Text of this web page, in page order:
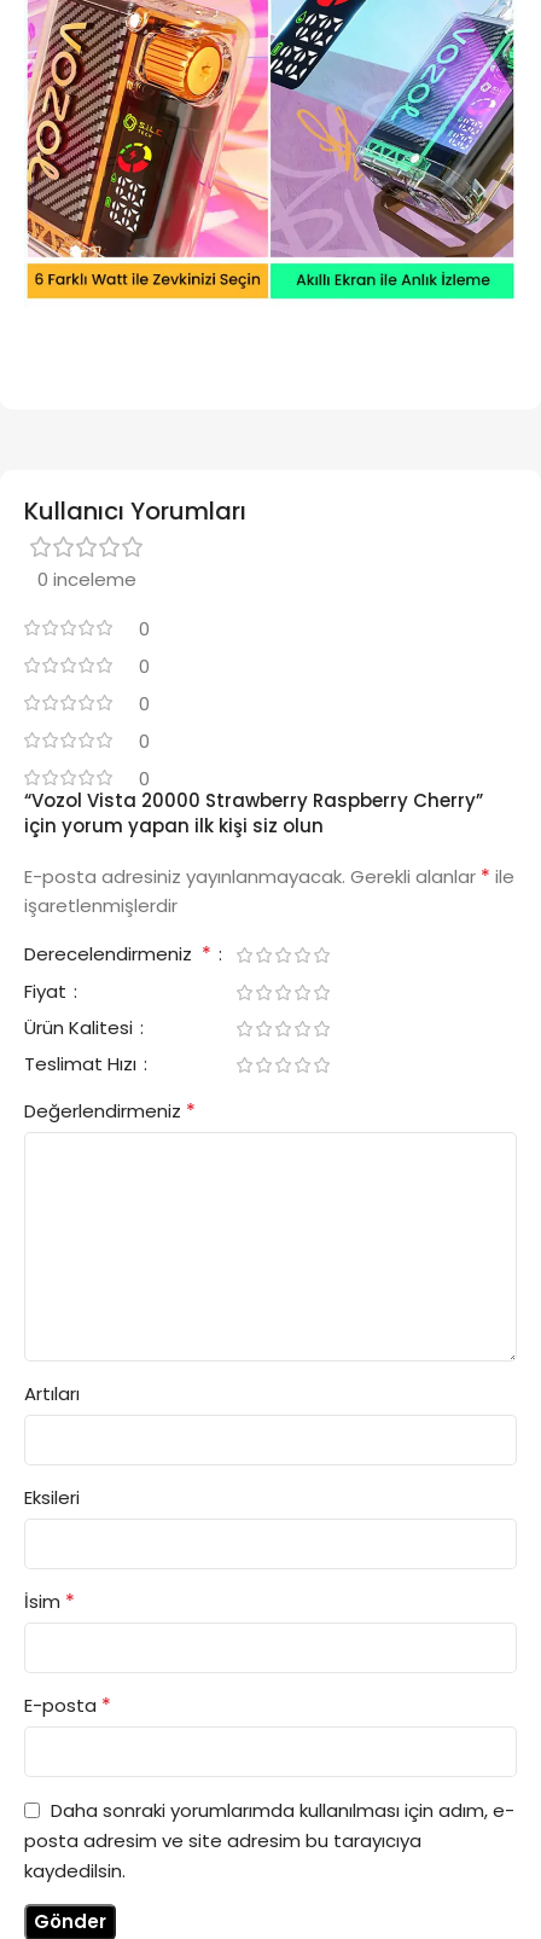
Kullanıcı Yorumları
0 inceleme
0
0
0
0
0
“Vozol Vista 20000 Strawberry Raspberry Cherry”
için yorum yapan ilk kişi siz olun
E-posta adresiniz yayınlanmayacak. Gerekli alanlar * ile
işaretlenmişlerdir
Derecelendirmeniz *
Fiyat
Ürün Kalitesi
Teslimat Hızı
Değerlendirmeniz *
Artıları
Eksileri
İsim *
E-posta *
Daha sonraki yorumlarımda kullanılması için adım, e-
posta adresim ve site adresim bu tarayıcıya
kaydedilsin.